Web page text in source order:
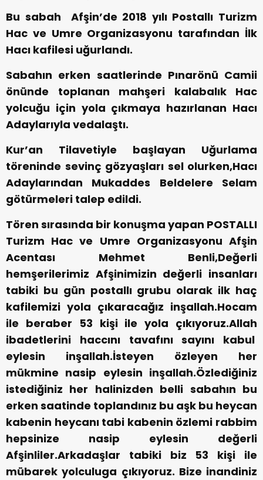
Bu sabah Afşin’de 2018 yılı Postallı Turizm
Hac ve Umre Organizasyonu tarafından İlk
Hacı kafilesi uğurlandı.
Sabahın erken saatlerinde Pınarönü Camii
önünde toplanan mahşeri kalabalık Hac
yolcuğu için yola çıkmaya hazırlanan Hacı
Adaylarıyla vedalaştı.
Kur’an Tilavetiyle başlayan Uğurlama
töreninde sevinç gözyaşları sel olurken,Hacı
Adaylarından Mukaddes Beldelere Selam
götürmeleri talep edildi.
Tören sırasında bir konuşma yapan POSTALLI
Turizm Hac ve Umre Organizasyonu Afşin
Acentası Mehmet Benli,Değerli
hemşerilerimiz Afşinimizin değerli insanları
tabiki bu gün postallı grubu olarak ilk haç
kafilemizi yola çıkaracağız inşallah.Hocam
ile beraber 53 kişi ile yola çıkıyoruz.Allah
ibadetlerini haccını tavafını sayını kabul
eylesin inşallah.İsteyen özleyen her
mükmine nasip eylesin inşallah.Özlediğiniz
istediğiniz her halinizden belli sabahın bu
erken saatinde toplandınız bu aşk bu heycan
kabenin heycanı tabi kabenin özlemi rabbim
hepsinize nasip eylesin değerli
Afşinliler.Arkadaşlar tabiki biz 53 kişi ile
mübarek yolculuga çıkıyoruz. Bize inandiniz